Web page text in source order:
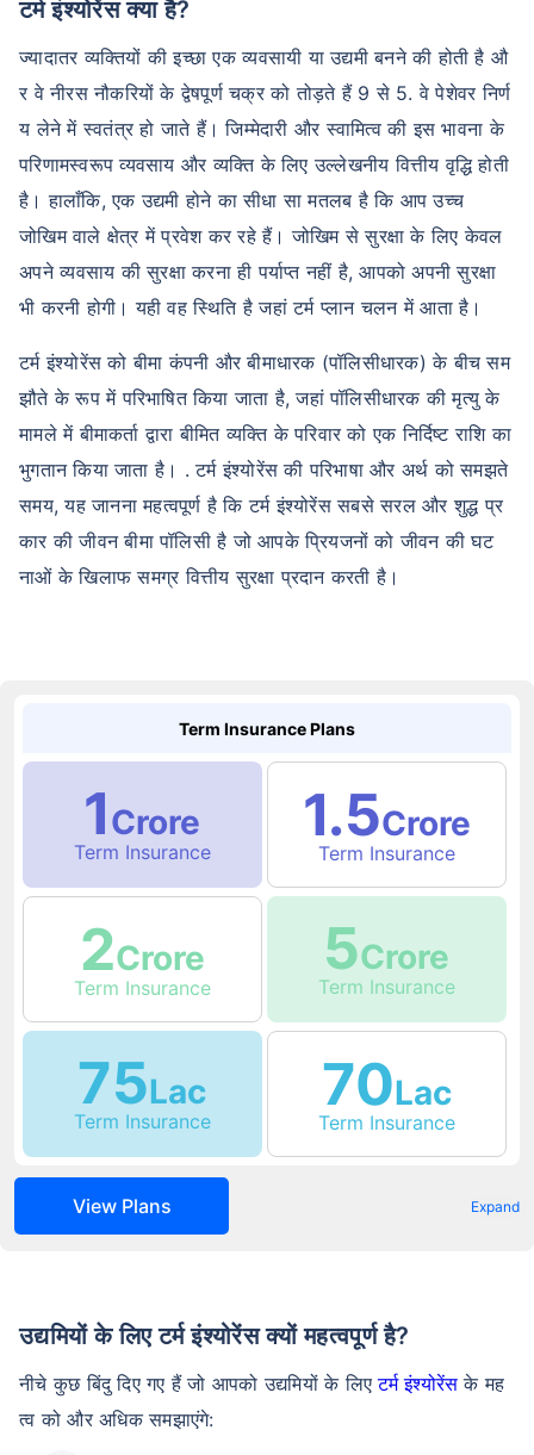
टर्म इंश्योरेंस क्या है?
ज्यादातर व्यक्तियों की इच्छा एक व्यवसायी या उद्यमी बनने की होती है औ
र वे नीरस नौकरियों के द्वेषपूर्ण चक्र को तोड़ते हैं 9 से 5. वे पेशेवर निर्ण
य लेने में स्वतंत्र हो जाते हैं। जिम्मेदारी और स्वामित्व की इस भावना के
परिणामस्वरूप व्यवसाय और व्यक्ति के लिए उल्लेखनीय वित्तीय वृद्धि होती
है। हालाँकि, एक उद्यमी होने का सीधा सा मतलब है कि आप उच्च
जोखिम वाले क्षेत्र में प्रवेश कर रहे हैं। जोखिम से सुरक्षा के लिए केवल
अपने व्यवसाय की सुरक्षा करना ही पर्याप्त नहीं है, आपको अपनी सुरक्षा
भी करनी होगी। यही वह स्थिति है जहां टर्म प्लान चलन में आता है।
टर्म इंश्योरेंस को बीमा कंपनी और बीमाधारक (पॉलिसीधारक) के बीच सम
झौते के रूप में परिभाषित किया जाता है, जहां पॉलिसीधारक की मृत्यु के
मामले में बीमाकर्ता द्वारा बीमित व्यक्ति के परिवार को एक निर्दिष्ट राशि का
भुगतान किया जाता है। . टर्म इंश्योरेंस की परिभाषा और अर्थ को समझते
समय, यह जानना महत्वपूर्ण है कि टर्म इंश्योरेंस सबसे सरल और शुद्ध प्र
कार की जीवन बीमा पॉलिसी है जो आपके प्रियजनों को जीवन की घट
नाओं के खिलाफ समग्र वित्तीय सुरक्षा प्रदान करती है।
Term Insurance Plans
1Crore
Term Insurance
1.5Crore
Term Insurance
2Crore
Term Insurance
5Crore
Term Insurance
75Lac
Term Insurance
70Lac
Term Insurance
View Plans Expand
उद्यमियों के लिए टर्म इंश्योरेंस क्यों महत्वपूर्ण है?
नीचे कुछ बिंदु दिए गए हैं जो आपको उद्यमियों के लिएटर्म इंश्योरेंसके मह
त्व को और अधिक समझाएंगे: